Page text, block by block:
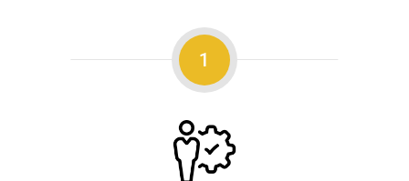
1